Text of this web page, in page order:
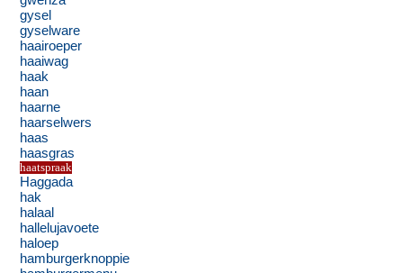
gysel
gyselware
haairoeper
haaiwag
haak
haan
haarne
haarselwers
haas
haasgras
haatspraak
Haggada
hak
halaal
hallelujavoete
haloep
hamburgerknoppie